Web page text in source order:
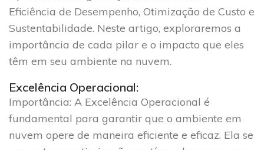
Eficiência de Desempenho, Otimização de Custo e
Sustentabilidade. Neste artigo, exploraremos a
importância de cada pilar e o impacto que eles
têm em seu ambiente na nuvem.
Excelência Operacional:
Importância: A Excelência Operacional é
fundamental para garantir que o ambiente em
nuvem opere de maneira eficiente e eficaz. Ela se